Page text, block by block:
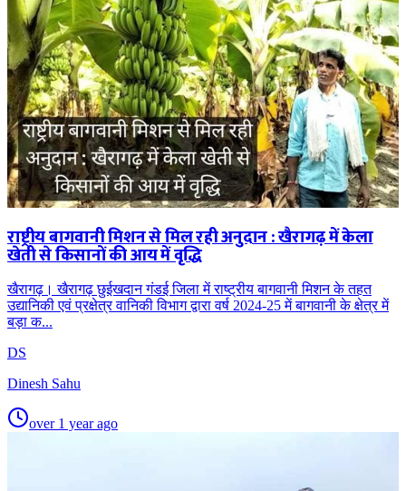
राष्ट्रीय बागवानी मिशन से मिल रही अनुदान : खैरागढ़ में केला
खेती से किसानों की आय में वृद्धि
खैरागढ़। खैरागढ़ छुईखदान गंडई जिला में राष्ट्रीय बागवानी मिशन के तहत
उद्यानिकी एवं प्रक्षेत्र वानिकी विभाग द्वारा वर्ष 2024-25 में बागवानी के क्षेत्र में
बड़ा क...
DS
Dinesh Sahu
over 1 year ago